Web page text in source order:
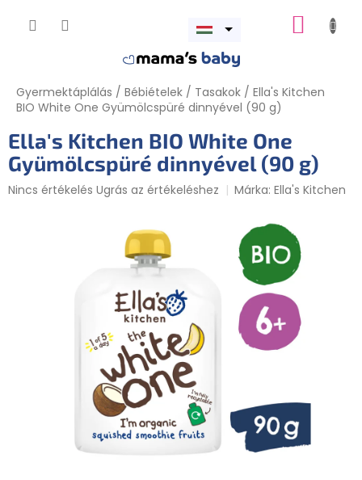
KOSÁR
Menü
Gyermektáplálás / Bébiételek / Tasakok / Ella's Kitchen
BIO White One Gyümölcspüré dinnyével (90 g)
Ella's Kitchen BIO White One
Gyümölcspüré dinnyével (90 g)
A
Nincs értékelés Ugrás az értékeléshez Márka:Ella's Kitchen